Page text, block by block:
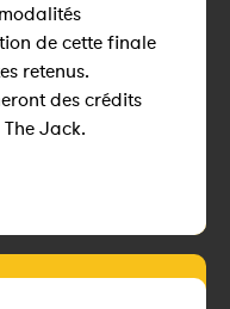
de cette finale
retenus.
des crédits
Jack.